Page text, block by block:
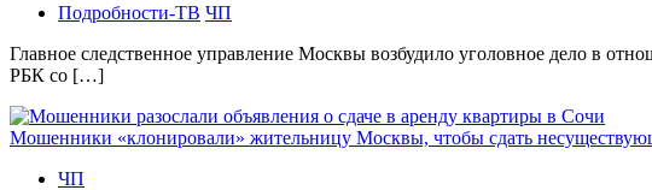
Подробности-ТВ ЧП
Главное следственное управление Москвы возбудило уголовное дело в
РБК со […]
Мошенники «клонировали» жительницу Москвы, чтобы сдать
ЧП